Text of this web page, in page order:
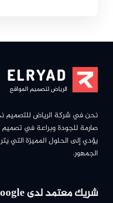
ELRYAD
الرياض لتصميم المواقع
نحن في شركة الرياض للتصميم
صارمة للجودة وبراعة في تصميم
يؤدي إلى الحلول المميزة التي
الجمهور.
شريك معتمد لدى Google